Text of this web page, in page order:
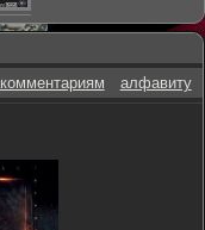
комментариям алфавиту